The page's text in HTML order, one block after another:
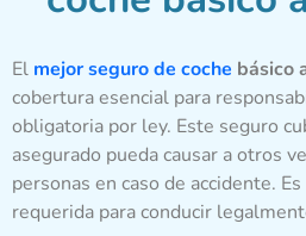
El mejor seguro de coche básico
cobertura esencial para
obligatoria por ley. Este seguro
asegurado pueda causar a otros
personas en caso de accidente.
requerida para conducir